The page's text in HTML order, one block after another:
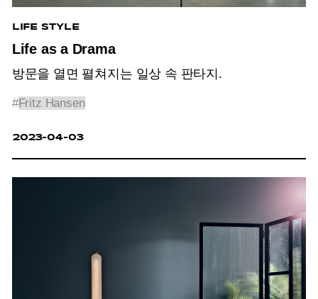
LIFE STYLE
Life as a Drama
방문을 열면 펼쳐지는 일상 속 판타지.
#Fritz Hansen
2023-04-03